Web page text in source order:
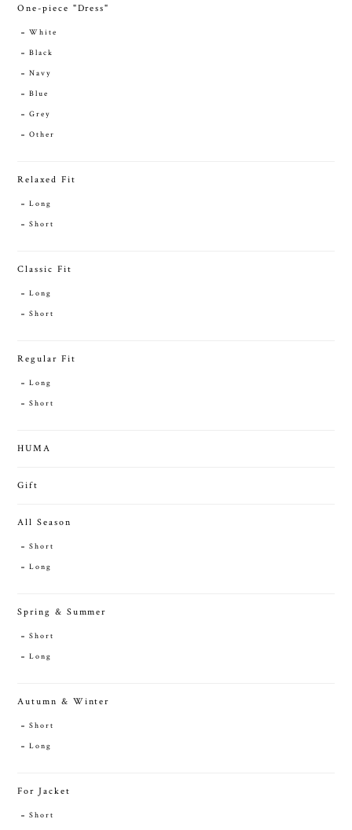
One-piece "Dress"
White
Black
Navy
Blue
Grey
Other
Relaxed Fit
Long
Short
Classic Fit
Long
Short
Regular Fit
Long
Short
HUMA
Gift
All Season
Short
Long
Spring & Summer
Short
Long
Autumn & Winter
Short
Long
For Jacket
Short